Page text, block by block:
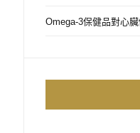
Omega-3保健品對心臟